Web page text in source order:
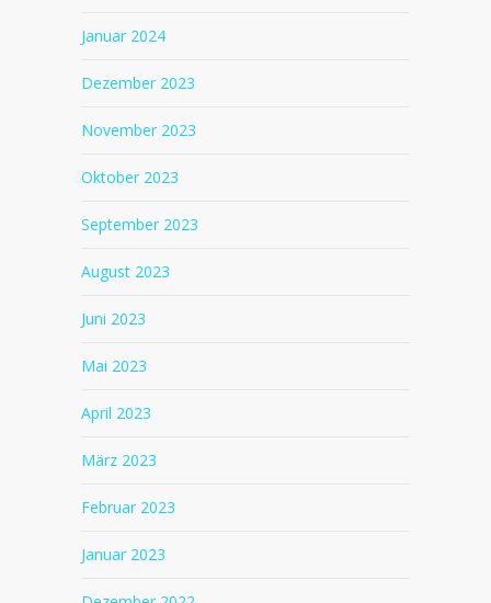
Januar 2024
Dezember 2023
November 2023
Oktober 2023
September 2023
August 2023
Juni 2023
Mai 2023
April 2023
März 2023
Februar 2023
Januar 2023